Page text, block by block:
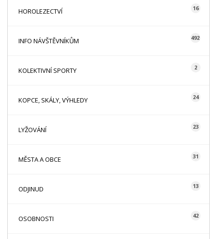
HOROLEZECTVÍ 16
INFO NÁVŠTĚVNÍKŮM 492
KOLEKTIVNÍ SPORTY 2
KOPCE, SKÁLY, VÝHLEDY 24
LYŽOVÁNÍ 23
MĚSTA A OBCE 31
ODJINUD 13
OSOBNOSTI 42